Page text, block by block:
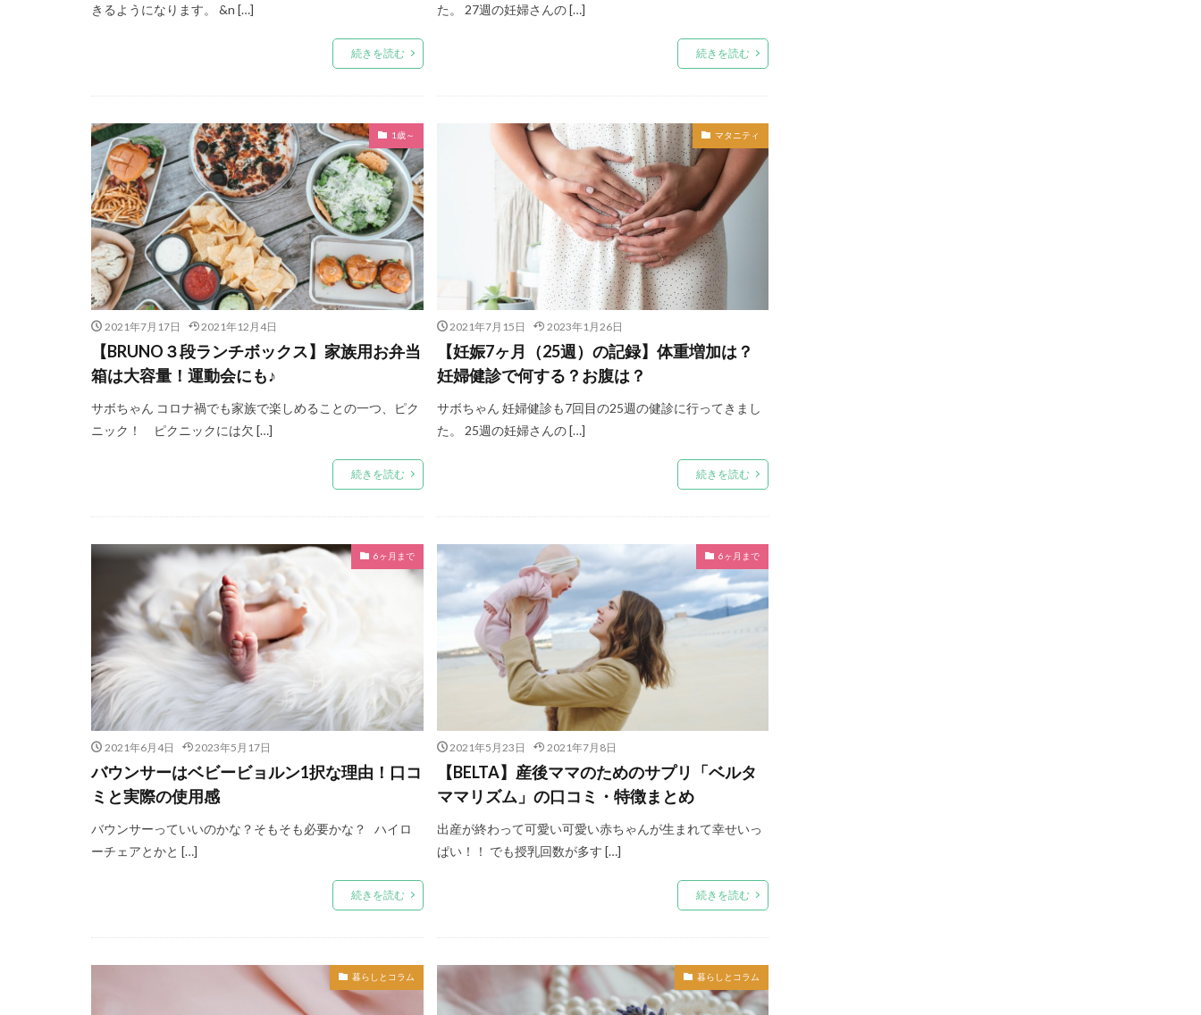
きるようになります。 &n […]
続きを読む
た。 27週の妊婦さんの […]
続きを読む
1歳～
2021年7月17日 2021年12月4日
【BRUNO３段ランチボックス】家族用お弁当
箱は大容量！運動会にも♪
サボちゃん コロナ禍でも家族で楽しめることの一つ、ピク
ニック！ ピクニックには欠 […]
続きを読む
マタニティ
2021年7月15日 2023年1月26日
【妊娠7ヶ月（25週）の記録】体重増加は？
妊婦健診で何する？お腹は？
サボちゃん 妊婦健診も7回目の25週の健診に行ってきまし
た。 25週の妊婦さんの […]
続きを読む
6ヶ月まで
2021年6月4日 2023年5月17日
バウンサーはベビービョルン1択な理由！口コ
ミと実際の使用感
バウンサーっていいのかな？そもそも必要かな？ ハイロ
ーチェアとかと […]
続きを読む
6ヶ月まで
2021年5月23日 2021年7月8日
【BELTA】産後ママのためのサプリ「ベルタ
ママリズム」の口コミ・特徴まとめ
出産が終わって可愛い可愛い赤ちゃんが生まれて幸せいっ
ぱい！！ でも授乳回数が多す […]
続きを読む
暮らしとコラム 暮らしとコラム